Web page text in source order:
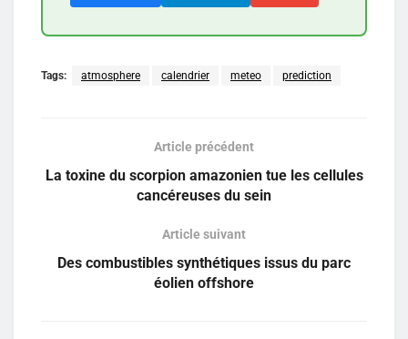
Tags: atmosphere calendrier meteo prediction
Article précédent
La toxine du scorpion amazonien tue les cellules
cancéreuses du sein
Article suivant
Des combustibles synthétiques issus du parc
éolien offshore